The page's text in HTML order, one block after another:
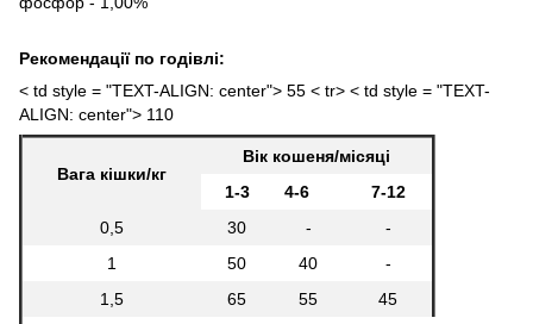
Рекомендації по годівлі:
< td style = "TEXT-ALIGN: center"> 55 < tr> < td style = "TEXT-
ALIGN: center"> 110
Вага кішки/кг
Вік кошеня/місяці
1-3
4-6
7-12
0,5
30 -
-
1
50 40
-
1,5
65 55
45